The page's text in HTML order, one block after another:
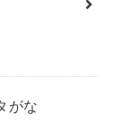
がな